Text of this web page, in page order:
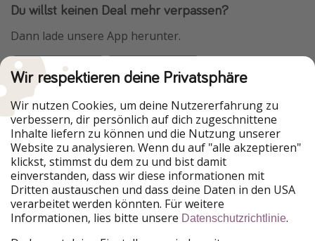
Du willst keinen Deal mehr verpassen?
Dann lade unsere App herunter.
Urlaubspiraten ist Teil der HolidayPirates Group
Unsere Märkte
PiratinViaggio
HolidayPirates
VakantiePiraten
WakacyjniPiraci
VoyagesPirates
Ferienpiraten
Urlaubspiraten
ViajerosPiratas
TravelPirates
Wir respektieren deine Privatsphäre
Wir nutzen Cookies, um deine Nutzererfahrung zu
verbessern, dir persönlich auf dich zugeschnittene
Inhalte liefern zu können und die Nutzung unserer
Website zu analysieren. Wenn du auf "alle akzeptieren"
klickst, stimmst du dem zu und bist damit
einverstanden, dass wir diese informationen mit
Dritten austauschen und dass deine Daten in den USA
verarbeitet werden könnten. Für weitere
Informationen, lies bitte unsere Datenschutzrichtlinie.